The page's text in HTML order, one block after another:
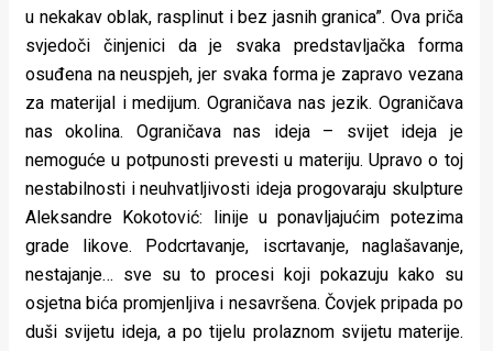
u nekakav oblak, rasplinut i bez jasnih granica”. Ova priča
svjedoči činjenici da je svaka predstavljačka forma
osuđena na neuspjeh, jer svaka forma je zapravo vezana
za materijal i medijum. Ograničava nas jezik. Ograničava
nas okolina. Ograničava nas ideja – svijet ideja je
nemoguće u potpunosti prevesti u materiju. Upravo o toj
nestabilnosti i neuhvatljivosti ideja progovaraju skulpture
Aleksandre Kokotović: linije u ponavljajućim potezima
grade likove. Podcrtavanje, iscrtavanje, naglašavanje,
nestajanje… sve su to procesi koji pokazuju kako su
osjetna bića promjenljiva i nesavršena. Čovjek pripada po
duši svijetu ideja, a po tijelu prolaznom svijetu materije.